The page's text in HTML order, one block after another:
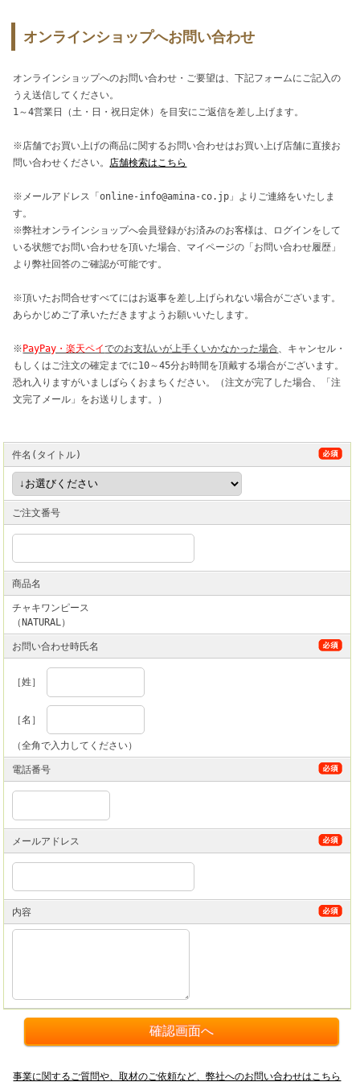
オンラインショップへお問い合わせ
オンラインショップへのお問い合わせ・ご要望は、下記フォームにご記入の
うえ送信してください。
1～4営業日（土・日・祝日定休）を目安にご返信を差し上げます。
※店舗でお買い上げの商品に関するお問い合わせはお買い上げ店舗に直接お
問い合わせください。 店舗検索はこちら
※メールアドレス「online-info@amina-co.jp」よりご連絡をいたしま
す。
※弊社オンラインショップへ会員登録がお済みのお客様は、ログインをして
いる状態でお問い合わせを頂いた場合、マイページの「お問い合わせ履歴」
より弊社回答のご確認が可能です。
※頂いたお問合せすべてにはお返事を差し上げられない場合がございます。
あらかじめご了承いただきますようお願いいたします。
※ PayPay・楽天ペイでのお支払いが上手くいかなかった場合、キャンセル・
もしくはご注文の確定までに10～45分お時間を頂戴する場合がございます。
恐れ入りますがいましばらくおまちください。（注文が完了した場合、「注
文完了メール」をお送りします。）
件名(タイトル)
ご注文番号
商品名
チャキワンピース
（NATURAL）
お問い合わせ時氏名
［姓］
［名］
（全角で入力してください）
電話番号
メールアドレス
内容
事業に関するご質問や、取材のご依頼など、弊社へのお問い合わせはこちら